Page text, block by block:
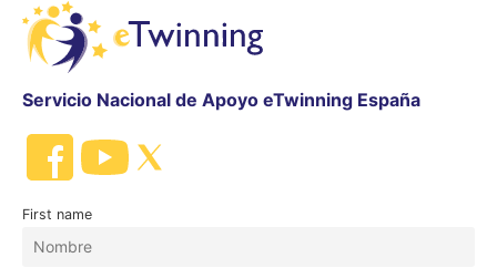
Servicio Nacional de Apoyo eTwinning España
First name